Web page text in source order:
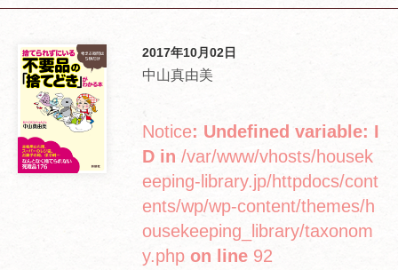
2017年10月02日
中山真由美
Notice: Undefined variable: I
D in /var/www/vhosts/housek
eeping-library.jp/httpdocs/cont
ents/wp/wp-content/themes/h
ousekeeping_library/taxonom
y.php on line 92